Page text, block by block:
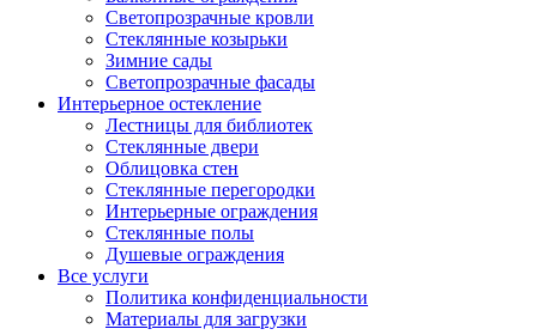
Светопрозрачные кровли
Стеклянные козырьки
Зимние сады
Светопрозрачные фасады
Интерьерное остекление
Лестницы для библиотек
Стеклянные двери
Облицовка стен
Стеклянные перегородки
Интерьерные ограждения
Стеклянные полы
Душевые ограждения
Все услуги
Политика конфиденциальности
Материалы для загрузки